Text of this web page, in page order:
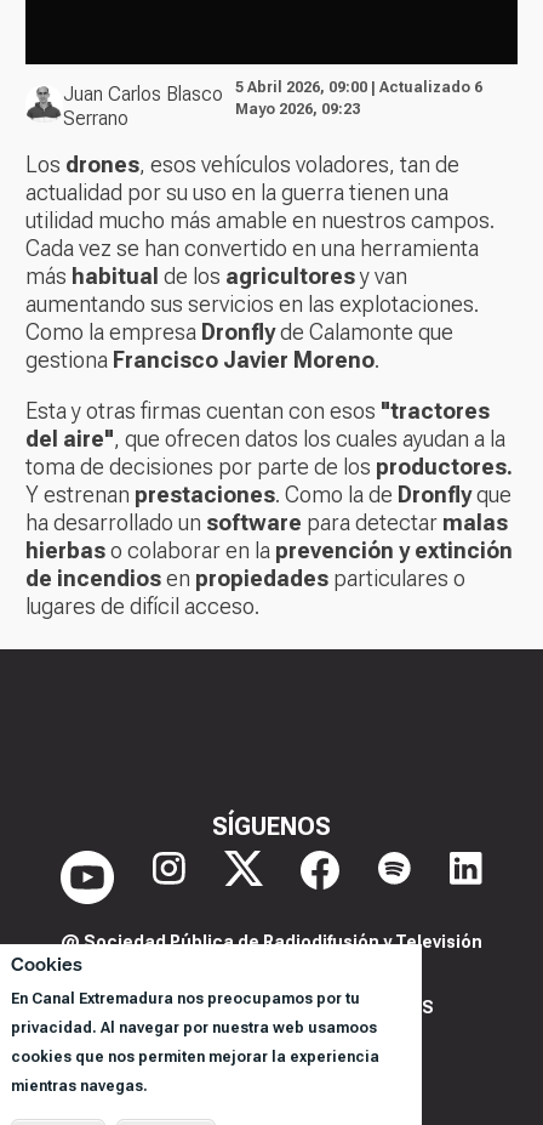
Cookies
En Canal Extremadura nos preocupamos por tu
privacidad. Al navegar por nuestra web usamoos
cookies que nos permiten mejorar la experiencia
mientras navegas.
Juan Carlos Blasco
Serrano
5 Abril 2026, 09:00 | Actualizado 6
Mayo 2026, 09:23
Los drones, esos vehículos voladores, tan de
actualidad por su uso en la guerra tienen una
utilidad mucho más amable en nuestros campos.
Cada vez se han convertido en una herramienta
más habitual de los agricultoresy van
aumentando sus servicios en las explotaciones.
Como la empresa Dronflyde Calamonte que
gestiona Francisco Javier Moreno.
Esta y otras firmas cuentan con esos "tractores
del aire", que ofrecen datos los cuales ayudan a la
toma de decisiones por parte de los productores.
Y estrenan prestaciones. Como la de Dronflyque
ha desarrollado un software para detectar malas
hierbaso colaborar en la prevención y extinción
de incendiosen propiedades particulares o
lugares de difícil acceso.
SÍGUENOS
@ Sociedad Pública de Radiodifusión y Televisión
POLITICA DE PRIVACIDAD Y COOKIES